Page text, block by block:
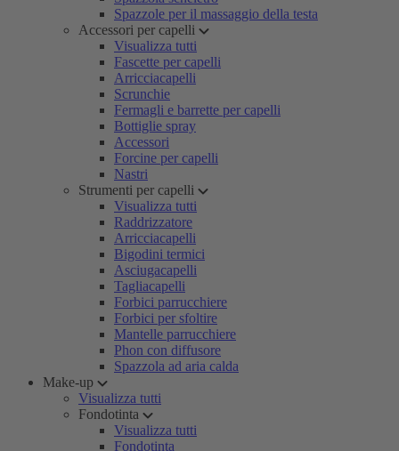
Spazzole per il massaggio della testa
Accessori per capelli
Visualizza tutti
Fascette per capelli
Arricciacapelli
Scrunchie
Fermagli e barrette per capelli
Bottiglie spray
Accessori
Forcine per capelli
Nastri
Strumenti per capelli
Visualizza tutti
Raddrizzatore
Arricciacapelli
Bigodini termici
Asciugacapelli
Tagliacapelli
Forbici parrucchiere
Forbici per sfoltire
Mantelle parrucchiere
Phon con diffusore
Spazzola ad aria calda
Make-up
Visualizza tutti
Fondotinta
Visualizza tutti
Fondotinta